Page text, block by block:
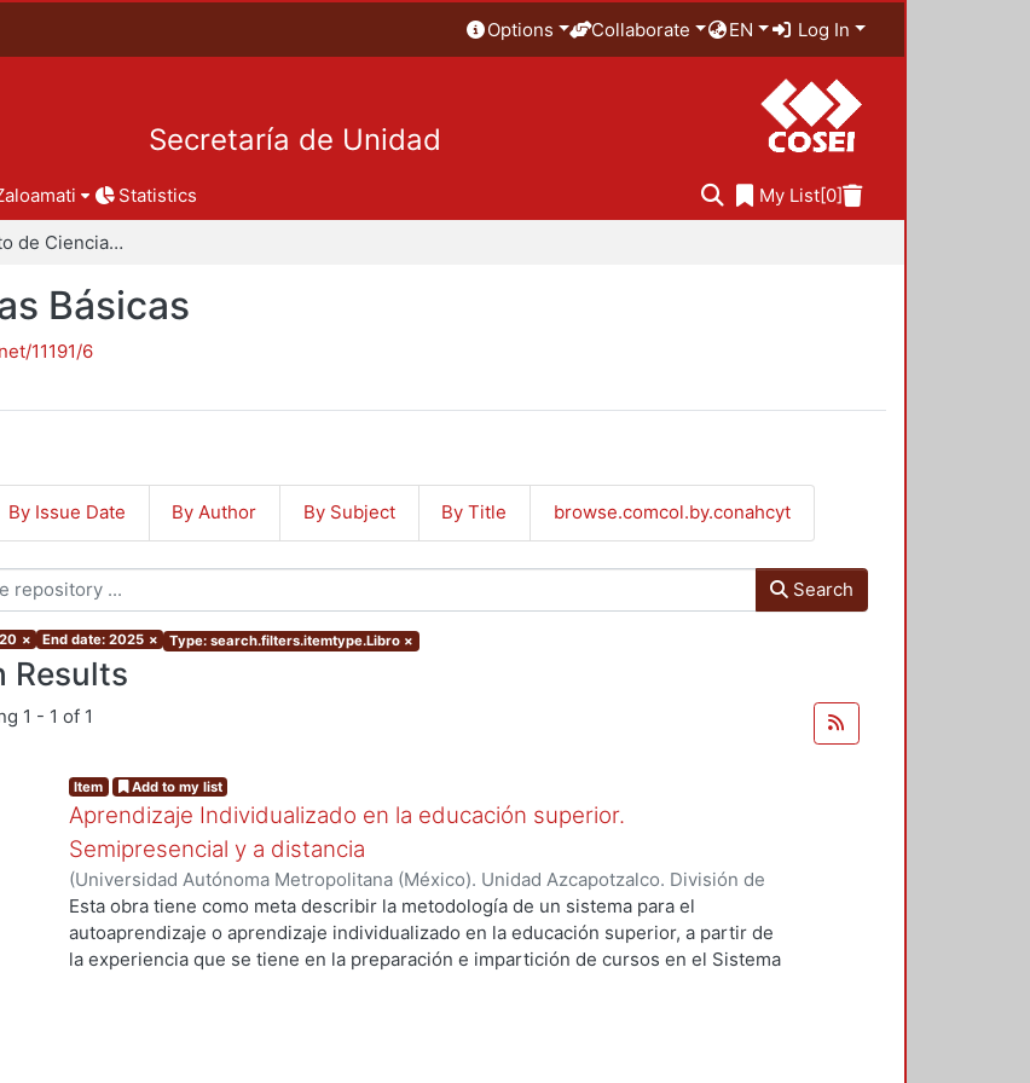
Options Collaborate EN Log In
Secretaría de Unidad
Statistics My List[0]
Departamento de Ciencias Básicas
Básicas
11191/6
By Issue Date By Author By Subject By Title browse.comcol.by.conahcyt
Search
× End date: 2025 × Type: search.filters.itemtype.Libro ×
Results
1 - 1 of 1
Item Add to my list
Aprendizaje Individualizado en la educación superior.
Semipresencial y a distancia
(Universidad Autónoma Metropolitana (México). Unidad Azcapotzalco. División de
Ciencias Básicas e Ingeniería.,2022)Bastién Montoya, Gustavo Mauricio;
Cortés, María del Carmen;Martínez Meléndez, Ángel;Aragón González, Gerardo
Esta obra tiene como meta describir la metodología de un sistema para el
autoaprendizaje o aprendizaje individualizado en la educación superior, a partir de
la experiencia que se tiene en la preparación e impartición de cursos en el Sistema